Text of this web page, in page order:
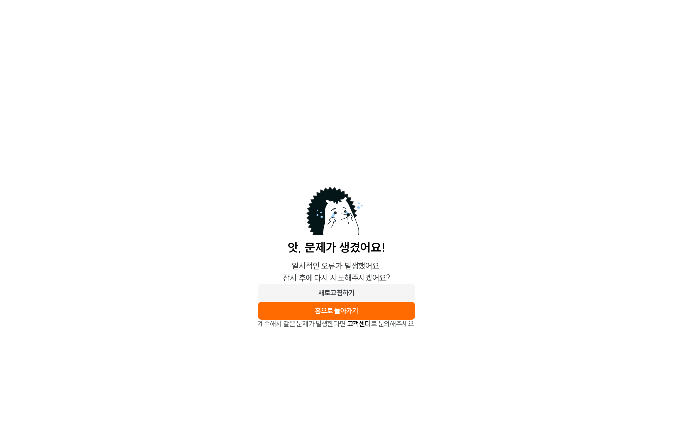
앗, 문제가 생겼어요!
일시적인 오류가 발생했어요.
잠시 후에 다시 시도해주시겠어요?
새로고침하기
홈으로 돌아가기
계속해서 같은 문제가 발생한다면 고객센터로 문의해주세요.